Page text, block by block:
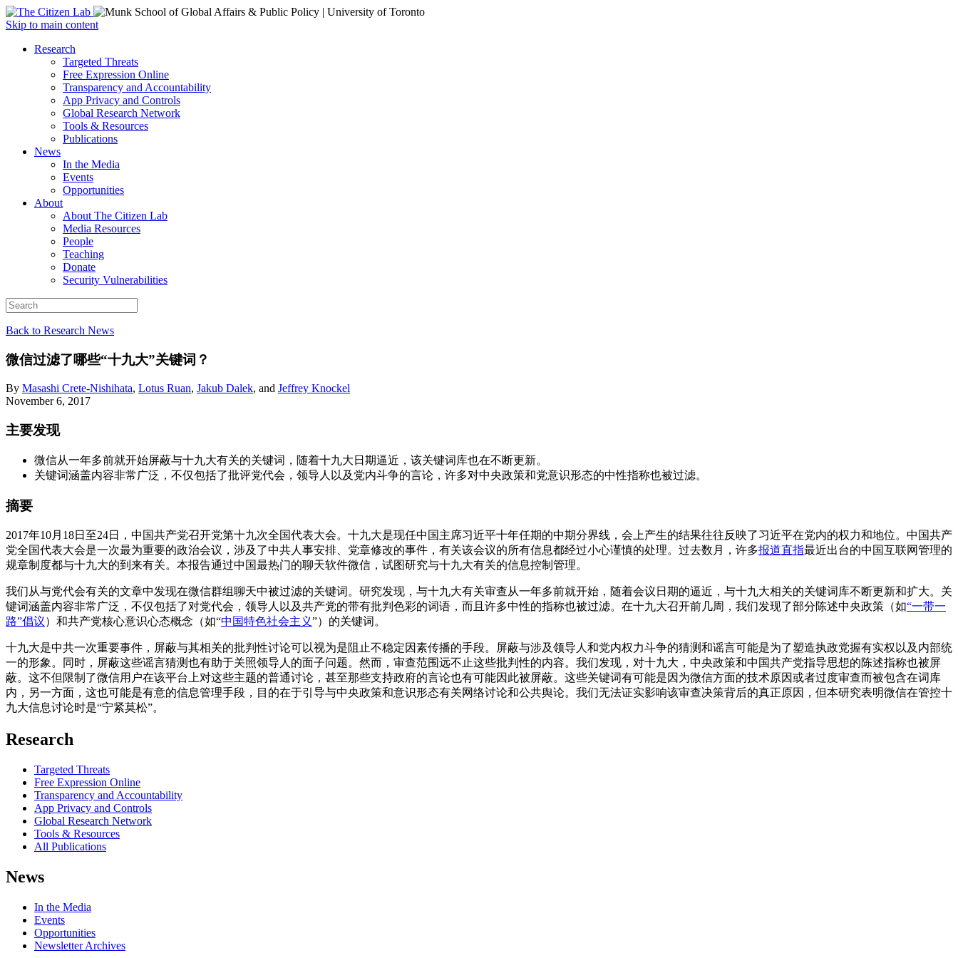
Open
menu
Skip to main content
Close
Research
Targeted Threats
Free Expression Online
Transparency and Accountability
App Privacy and Controls
Global Research Network
Tools & Resources
Publications
News
In the Media
Events
Opportunities
About
About The Citizen Lab
Media Resources
People
Teaching
Donate
Security Vulnerabilities
Back to Research News
微信过滤了哪些“十九大”关键词？
By Masashi Crete-Nishihata, Lotus Ruan, Jakub Dalek, and Jeffrey Knockel
November 6, 2017
主要发现
微信从一年多前就开始屏蔽与十九大有关的关键词，随着十九大日期逼近，该关键词库也在不断更新。
关键词涵盖内容非常广泛，不仅包括了批评党代会，领导人以及党内斗争的言论，许多对中央政策和党意识形态的中性指称也被过滤。
摘要
2017年10月18日至24日，中国共产党召开党第十九次全国代表大会。十九大是现任中国主席习近平十年任期的中期分界线，会上产生的结果往往反映了习近平在党内的权力和地位。中国共产
党全国代表大会是一次最为重要的政治会议，涉及了中共人事安排、党章修改的事件，有关该会议的所有信息都经过小心谨慎的处理。过去数月，许多报道直指最近出台的中国互联网管理的
规章制度都与十九大的到来有关。本报告通过中国最热门的聊天软件微信，试图研究与十九大有关的信息控制管理。
我们从与党代会有关的文章中发现在微信群组聊天中被过滤的关键词。研究发现，与十九大有关审查从一年多前就开始，随着会议日期的逼近，与十九大相关的关键词库不断更新和扩大。关
键词涵盖内容非常广泛，不仅包括了对党代会，领导人以及共产党的带有批判色彩的词语，而且许多中性的指称也被过滤。在十九大召开前几周，我们发现了部分陈述中央政策（如“一带一
路”倡议）和共产党核心意识心态概念（如“中国特色社会主义”）的关键词。
十九大是中共一次重要事件，屏蔽与其相关的批判性讨论可以视为是阻止不稳定因素传播的手段。屏蔽与涉及领导人和党内权力斗争的猜测和谣言可能是为了塑造执政党握有实权以及内部统
一的形象。同时，屏蔽这些谣言猜测也有助于关照领导人的面子问题。然而，审查范围远不止这些批判性的内容。我们发现，对十九大，中央政策和中国共产党指导思想的陈述指称也被屏
蔽。这不但限制了微信用户在该平台上对这些主题的普通讨论，甚至那些支持政府的言论也有可能因此被屏蔽。这些关键词有可能是因为微信方面的技术原因或者过度审查而被包含在词库
内，另一方面，这也可能是有意的信息管理手段，目的在于引导与中央政策和意识形态有关网络讨论和公共舆论。我们无法证实影响该审查决策背后的真正原因，但本研究表明微信在管控十
九大信息讨论时是“宁紧莫松”。
Research
Targeted Threats
Free Expression Online
Transparency and Accountability
App Privacy and Controls
Global Research Network
Tools & Resources
All Publications
News
In the Media
Events
Opportunities
Newsletter Archives